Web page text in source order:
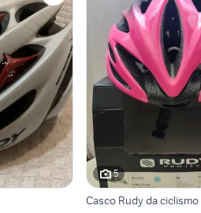
5
Casco Rudy da ciclismo